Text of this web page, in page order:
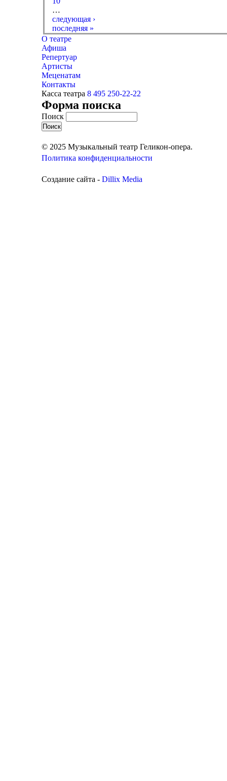
…
следующая ›
последняя »
О театре
Афиша
Репертуар
Артисты
Меценатам
Контакты
Касса театра 8 495 250-22-22
Форма поиска
Поиск
© 2025 Музыкальный театр Геликон-опера.
Политика конфиденциальности
Создание сайта - Dillix Media